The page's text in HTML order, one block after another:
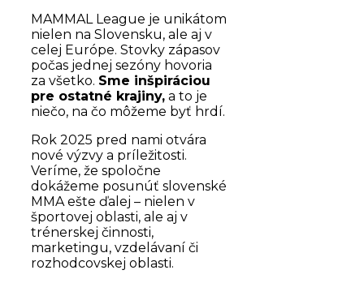
MAMMAL League je unikátom
nielen na Slovensku, ale aj v
celej Európe. Stovky zápasov
počas jednej sezóny hovoria
za všetko. Sme inšpiráciou
pre ostatné krajiny, a to je
niečo, na čo môžeme byť hrdí.
Rok 2025 pred nami otvára
nové výzvy a príležitosti.
Veríme, že spoločne
dokážeme posunúť slovenské
MMA ešte ďalej – nielen v
športovej oblasti, ale aj v
trénerskej činnosti,
marketingu, vzdelávaní či
rozhodcovskej oblasti.